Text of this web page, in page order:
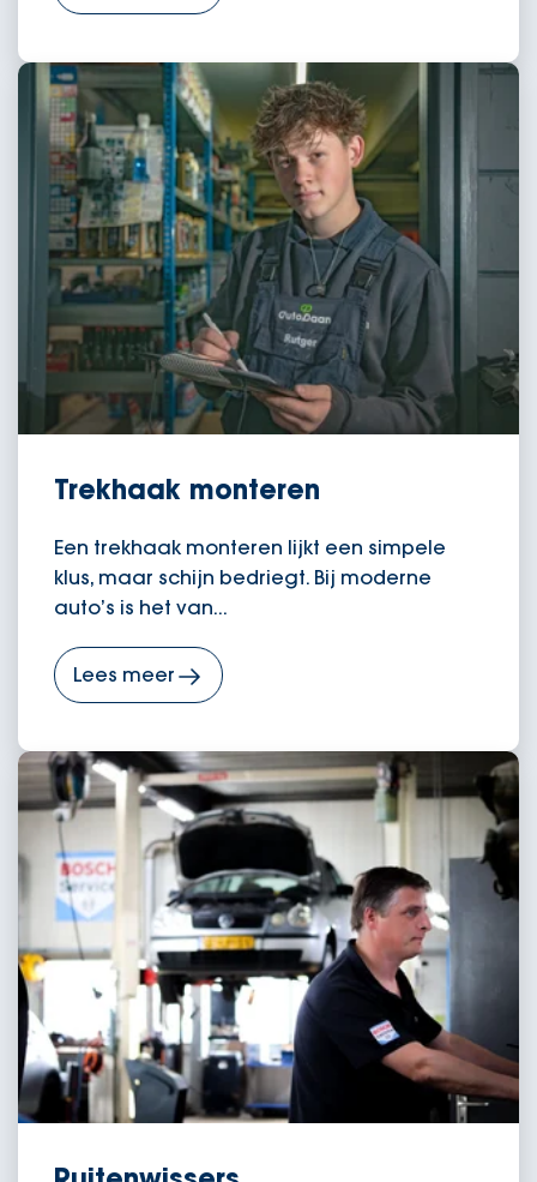
Trekhaak monteren
Een trekhaak monteren lijkt een simpele
klus, maar schijn bedriegt. Bij moderne
auto’s is het van...
Lees meer